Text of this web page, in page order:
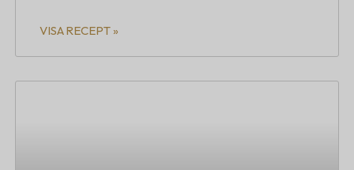
VISA RECEPT »